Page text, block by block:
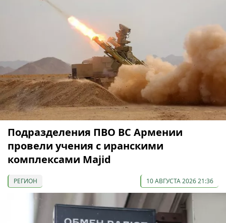
Подразделения ПВО ВС Армении
провели учения с иранскими
комплексами Majid
РЕГИОН 10 АВГУСТА 2026 21:36